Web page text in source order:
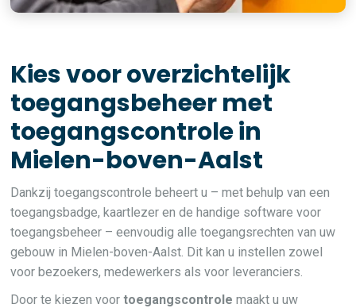
Kies voor overzichtelijk
toegangsbeheer met
toegangscontrole in
Mielen-boven-Aalst
Dankzij toegangscontrole beheert u – met behulp van een
toegangsbadge, kaartlezer en de handige software voor
toegangsbeheer – eenvoudig alle toegangsrechten van uw
gebouw in Mielen-boven-Aalst. Dit kan u instellen zowel
voor bezoekers, medewerkers als voor leveranciers.
Door te kiezen voortoegangscontrole maakt u uw